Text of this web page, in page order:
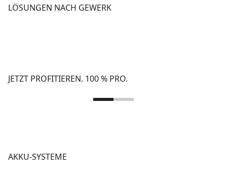
LÖSUNGEN NACH GEWERK
JETZT PROFITIEREN. 100 % PRO.
AKKU-SYSTEME